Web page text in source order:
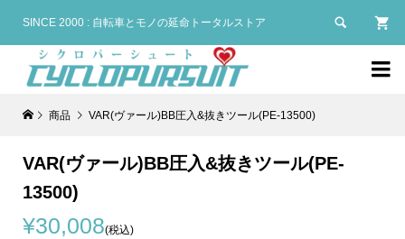
SINCE 2000 : 自転車とモノの延命トータルストア 

商品 VAR(ヴァール)BB圧入&抜きツール(PE-13500)
VAR(ヴァール)BB圧入&抜きツール(PE-
13500)
¥30,008(税込)